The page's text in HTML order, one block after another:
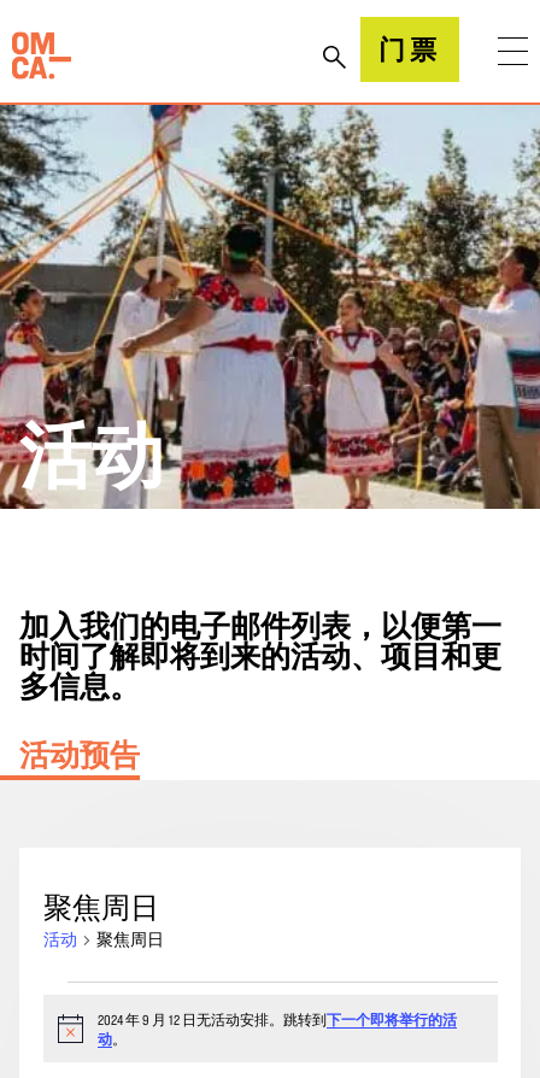
到
内
容
加州奥克兰博物馆(OMCA) 门票
活动
加入我们的电子邮件列表，以便第一
时间了解即将到来的活动、项目和更
多信息。
活动预告
聚焦周日
活动 聚焦周日
年
通
2024 年 9 月 12 日无活动安排。跳转到下一个即将举行的活
动。